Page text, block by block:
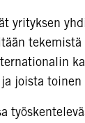
yrityksen
tekemistä
joista